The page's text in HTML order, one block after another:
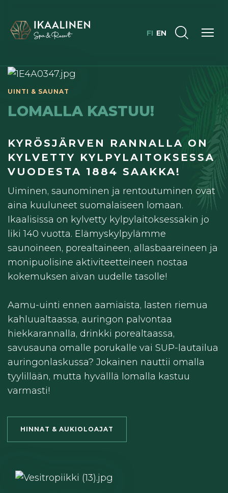
FI EN
UINTI & SAUNAT
LOMALLA KASTUU!
KYRÖSJÄRVEN RANNALLA ON
KYLVETTY KYLPYLAITOKSESSA
VUODESTA 1884 SAAKKA!
Uiminen, saunominen ja rentoutuminen ovat
aina kuuluneet suomalaiseen lomaan.
Ikaalisissa on kylvetty kylpylaitoksessakin jo
liki 140 vuotta. Elämyskylpylämme
saunoineen, porealtaineen, allasbaareineen ja
monipuolisine aktiviteetteineen nostaa
kokemuksen aivan uudelle tasolle!
Aamu-uinti ennen aamiaista, lasten riemua
kahluualtaassa, auringon palvontaa
hiekkarannalla, drinkki porealtaassa,
savusauna omalle porukalle vai SUP-lautailua
auringonlaskussa? Jokainen nauttii omalla
tyylillään, mutta hyvälllä lomalla kastuu
varmasti!
HINNAT & AUKIOLOAJAT